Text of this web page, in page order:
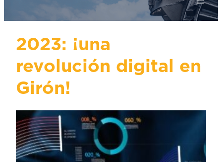
2023: ¡una
revolución digital en
Girón!